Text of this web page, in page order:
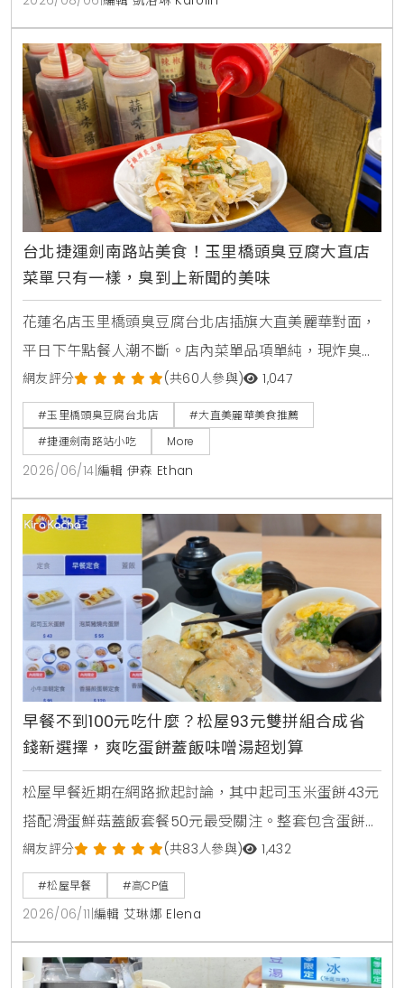
台北捷運劍南路站美食！玉里橋頭臭豆腐大直店
菜單只有一樣，臭到上新聞的美味
花蓮名店玉里橋頭臭豆腐台北店插旗大直美麗華對面，
平日下午點餐人潮不斷。店內菜單品項單純，現炸臭豆
腐外酥內軟，搭配獨門九層塔泡菜與蒜蓉辣醬，是台北
捷運劍南路站必吃美食。
網友評分 (共60人參與) 1,047
#玉里橋頭臭豆腐台北店
#大直美麗華美食推薦
#捷運劍南路站小吃
More
2026/06/14 編輯 伊森 Ethan
早餐不到100元吃什麼？松屋93元雙拼組合成省
錢新選擇，爽吃蛋餅蓋飯味噌湯超划算
松屋早餐近期在網路掀起討論，其中起司玉米蛋餅43元
搭配滑蛋鮮菇蓋飯套餐50元最受關注。整套包含蛋餅、
蓋飯與味噌湯，總價93元，不到100元就能吃到雙主
餐，也讓不少網友認為是近期高CP值早餐代表之一。
網友評分 (共83人參與) 1,432
#松屋早餐 #高CP值
2026/06/11 編輯 艾琳娜 Elena